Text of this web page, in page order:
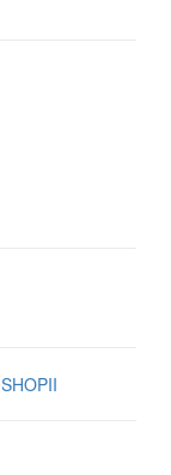
SHOPII